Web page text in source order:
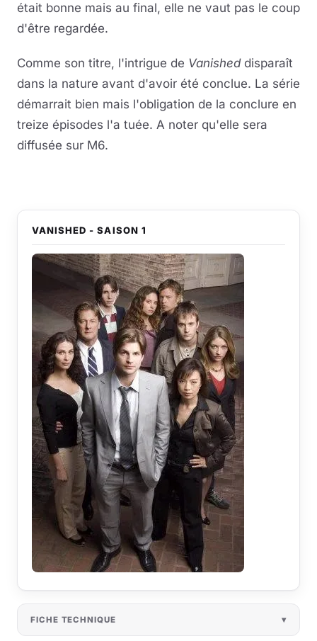
était bonne mais au final, elle ne vaut pas le coup
d'être regardée.
Comme son titre, l'intrigue de Vanisheddisparaît
dans la nature avant d'avoir été conclue. La série
démarrait bien mais l'obligation de la conclure en
treize épisodes l'a tuée. A noter qu'elle sera
diffusée sur M6.
VANISHED - SAISON 1
FICHE TECHNIQUE